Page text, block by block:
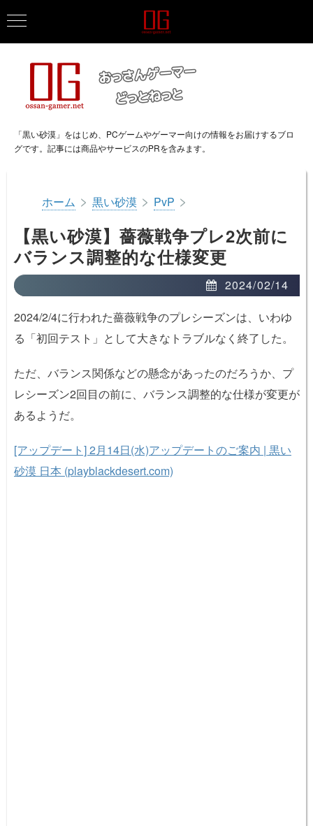
「黒い砂漠」をはじめ、PCゲームやゲーマー向けの情報をお届けするブロ
グです。記事には商品やサービスのPRを含みます。
ホーム > 黒い砂漠 > PvP >
【黒い砂漠】薔薇戦争プレ2次前に
バランス調整的な仕様変更
2024/02/14
2024/2/4に行われた薔薇戦争のプレシーズンは、いわゆ
る「初回テスト」として大きなトラブルなく終了した。
ただ、バランス関係などの懸念があったのだろうか、プ
レシーズン2回目の前に、バランス調整的な仕様が変更が
あるようだ。
[アップデート] 2月14日(水)アップデートのご案内 | 黒い
砂漠 日本 (playblackdesert.com)